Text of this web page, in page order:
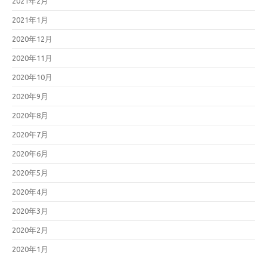
2021年1月
2020年12月
2020年11月
2020年10月
2020年9月
2020年8月
2020年7月
2020年6月
2020年5月
2020年4月
2020年3月
2020年2月
2020年1月